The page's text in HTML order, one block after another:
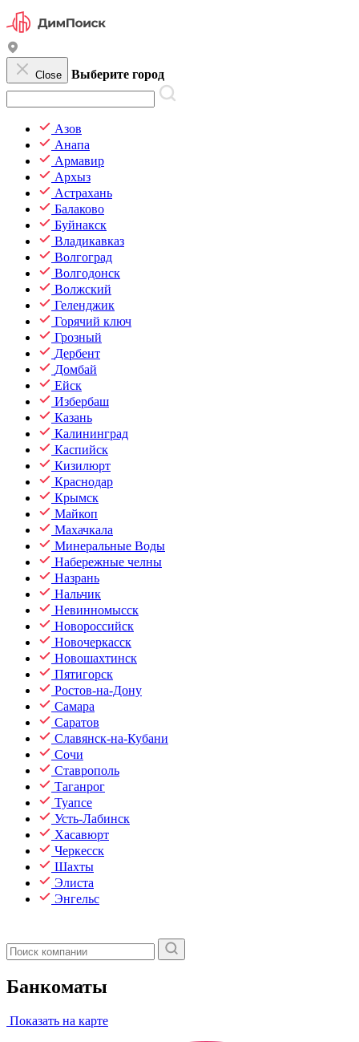
Close Выберите город
Азов
Анапа
Армавир
Архыз
Астрахань
Балаково
Буйнакск
Владикавказ
Волгоград
Волгодонск
Волжский
Геленджик
Горячий ключ
Грозный
Дербент
Домбай
Ейск
Избербаш
Казань
Калининград
Каспийск
Кизилюрт
Краснодар
Крымск
Майкоп
Махачкала
Минеральные Воды
Набережные челны
Назрань
Нальчик
Невинномысск
Новороссийск
Новочеркасск
Новошахтинск
Пятигорск
Ростов-на-Дону
Самара
Саратов
Славянск-на-Кубани
Сочи
Ставрополь
Таганрог
Туапсе
Усть-Лабинск
Хасавюрт
Черкесск
Шахты
Элиста
Энгельс
Банкоматы
Показать на карте